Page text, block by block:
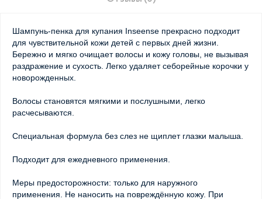
Шампунь-пенка для купания Inseense прекрасно подходит
для чувствительной кожи детей с первых дней жизни.
Бережно и мягко очищает волосы и кожу головы, не вызывая
раздражение и сухость. Легко удаляет себорейные корочки у
новорожденных.
Волосы становятся мягкими и послушными, легко
расчесываются.
Специальная формула без слез не щиплет глазки малыша.
Подходит для ежедневного применения.
Меры предосторожности: только для наружного
применения. Не наносить на повреждённую кожу. При